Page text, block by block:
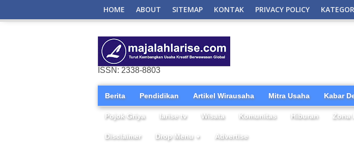
HOME ABOUT SITEMAP KONTAK PRIVACY POLICY
ISSN: 2338-8803
Berita Pendidikan Artikel Wirausaha Mitra Usaha Kabar
Pojok Griya larise tv Wisata Komunitas Hiburan Zona
Disclaimer Drop Menu ▼ Advertise